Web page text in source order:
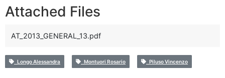
Attached Files
AT_2013_GENERAL_13.pdf
Longo Alessandra Montuori Rosario Piluso Vincenzo